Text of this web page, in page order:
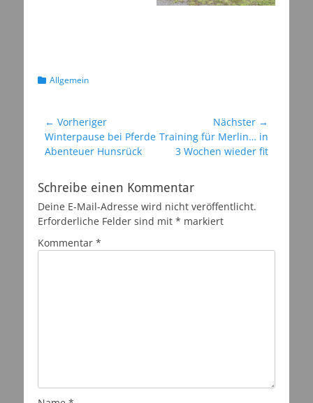
Kategorien
Allgemein
Beitragsnavigation
← Vorheriger
Vorheriger
Beitrag:
Winterpause bei Pferde
Abenteuer Hunsrück
Nächster →
Nächster
Beitrag:
Training für Merlin… in
3 Wochen wieder fit
Schreibe einen Kommentar
Deine E-Mail-Adresse wird nicht veröffentlicht.
Erforderliche Felder sind mit * markiert
Kommentar *